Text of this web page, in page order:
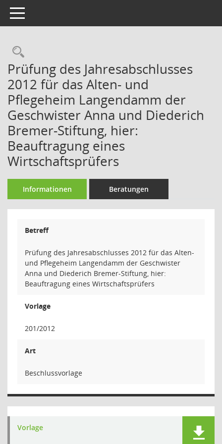
Toggle navigation
Rechercheauswahl
Prüfung des Jahresabschlusses
2012 für das Alten- und
Pflegeheim Langendamm der
Geschwister Anna und Diederich
Bremer-Stiftung, hier:
Beauftragung eines
Wirtschaftsprüfers
Informationen Beratungen
Betreff
Prüfung des Jahresabschlusses 2012 für das Alten-
und Pflegeheim Langendamm der Geschwister
Anna und Diederich Bremer-Stiftung, hier:
Beauftragung eines Wirtschaftsprüfers
Vorlage
201/2012
Art
Beschlussvorlage
Vorlage